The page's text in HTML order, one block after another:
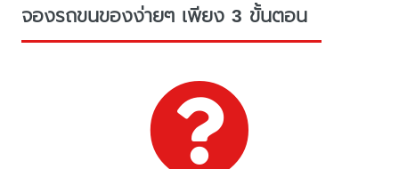
จองรถขนของง่ายๆ เพียง 3 ขั้นตอน